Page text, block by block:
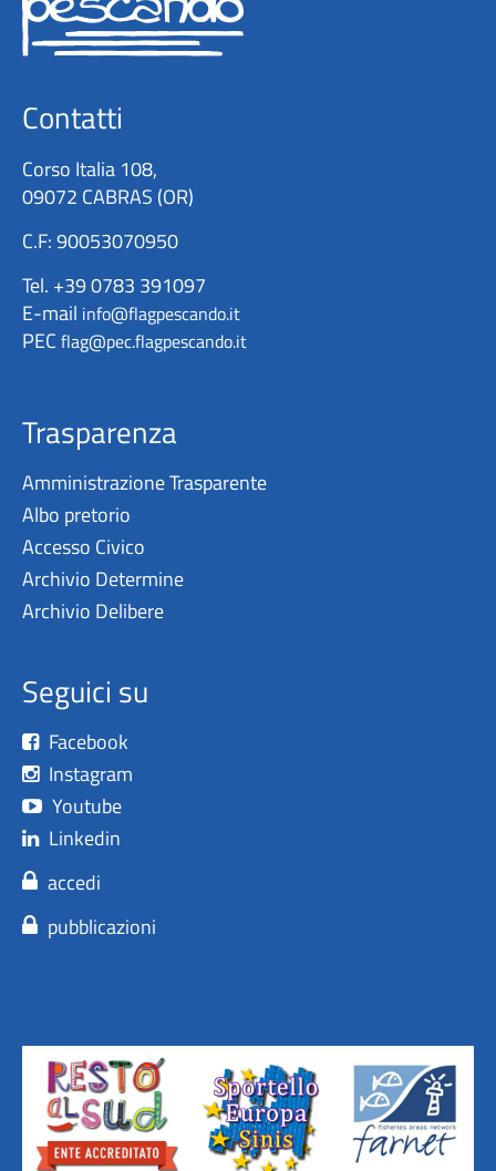
Contatti
Corso Italia 108,
09072 CABRAS (OR)
C.F: 90053070950
Tel. +39 0783 391097
E-mail info@flagpescando.it
PEC flag@pec.flagpescando.it
Trasparenza
Amministrazione Trasparente
Albo pretorio
Accesso Civico
Archivio Determine
Archivio Delibere
Seguici su
Facebook
Instagram
Youtube
Linkedin
accedi
pubblicazioni